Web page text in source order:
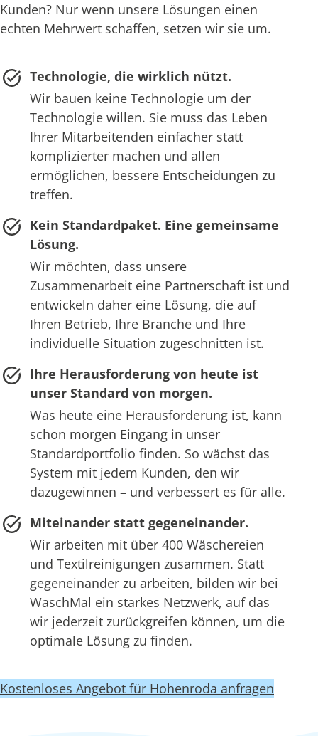
Kunden? Nur wenn unsere Lösungen einen
echten Mehrwert schaffen, setzen wir sie um.
Technologie, die wirklich nützt.
Wir bauen keine Technologie um der
Technologie willen. Sie muss das Leben
Ihrer Mitarbeitenden einfacher statt
komplizierter machen und allen
ermöglichen, bessere Entscheidungen zu
treffen.
Kein Standardpaket. Eine gemeinsame
Lösung.
Wir möchten, dass unsere
Zusammenarbeit eine Partnerschaft ist und
entwickeln daher eine Lösung, die auf
Ihren Betrieb, Ihre Branche und Ihre
individuelle Situation zugeschnitten ist.
Ihre Herausforderung von heute ist
unser Standard von morgen.
Was heute eine Herausforderung ist, kann
schon morgen Eingang in unser
Standardportfolio finden. So wächst das
System mit jedem Kunden, den wir
dazugewinnen – und verbessert es für alle.
Miteinander statt gegeneinander.
Wir arbeiten mit über 400 Wäschereien
und Textilreinigungen zusammen. Statt
gegeneinander zu arbeiten, bilden wir bei
WaschMal ein starkes Netzwerk, auf das
wir jederzeit zurückgreifen können, um die
optimale Lösung zu finden.
Kostenloses Angebot für Hohenroda anfragen